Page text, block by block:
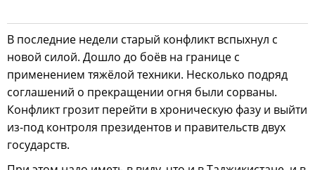
В последние недели старый конфликт вспыхнул с
новой силой. Дошло до боёв на границе с
применением тяжёлой техники. Несколько подряд
соглашений о прекращении огня были сорваны.
Конфликт грозит перейти в хроническую фазу и выйти
из-под контроля президентов и правительств двух
государств.